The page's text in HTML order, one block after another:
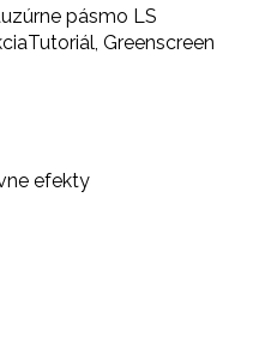
pásmo LS
Tutoriál, Greenscreen
efekty